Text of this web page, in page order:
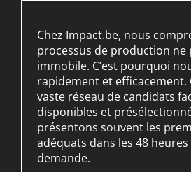
Chez Impact.be, nous
processus de production ne
immobile. C’est pourquoi
rapidement et efficacement.
vaste réseau de candidats
disponibles et
présentons souvent les
adéquats dans les 48
demande.